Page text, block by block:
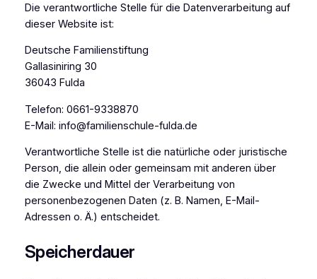
Die verantwortliche Stelle für die Datenverarbeitung auf
dieser Website ist:
Deutsche Familienstiftung
Gallasiniring 30
36043 Fulda
Telefon: 0661-9338870
E-Mail: info@familienschule-fulda.de
Verantwortliche Stelle ist die natürliche oder juristische
Person, die allein oder gemeinsam mit anderen über
die Zwecke und Mittel der Verarbeitung von
personenbezogenen Daten (z. B. Namen, E-Mail-
Adressen o. Ä.) entscheidet.
Speicherdauer